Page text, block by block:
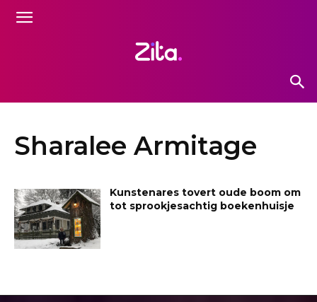
Sharalee Armitage
Kunstenares tovert oude boom om
tot sprookjesachtig boekenhuisje